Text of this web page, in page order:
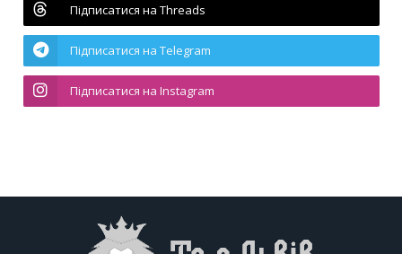
Підписатися на Threads
Підписатися на Telegram
Підписатися на Instagram